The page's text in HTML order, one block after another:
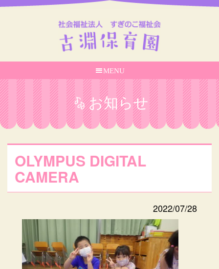
MENU
お知らせ
OLYMPUS DIGITAL
CAMERA
2022/07/28